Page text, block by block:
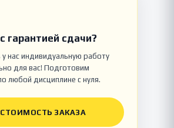
гарантией сдачи?
нас индивидуальную работу
для вас! Подготовим
любой дисциплине с нуля.
ЗАКАЗА